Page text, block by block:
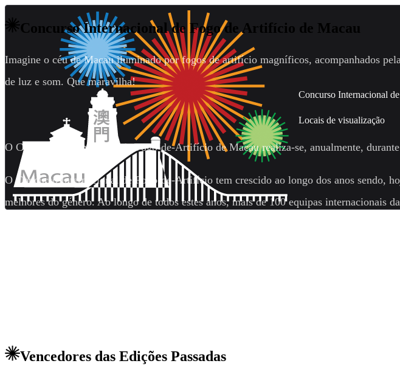
Concurso Internacional
Locais de visualização
Concurso Internacional de Fogo de Artifício de Macau
Imagine o céu de Macau iluminado por fogos de artifício magníficos, acompanhados
de luz e som. Que maravilha!
O Concurso Internacional de Fogo-de-Artifício de Macau realiza-se, anualmente,
O Concurso Internacional de Fogo-de-Artifício tem crescido ao longo dos anos sendo,
melhores do género. Ao longo de todos estes anos, mais de 100 equipas internacionais
Vencedores das Edições Passadas